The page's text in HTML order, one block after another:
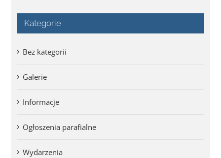
Kategorie
Bez kategorii
Galerie
Informacje
Ogłoszenia parafialne
Wydarzenia